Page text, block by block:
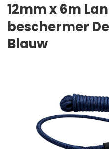
12mm x 6m
beschermer
Blauw